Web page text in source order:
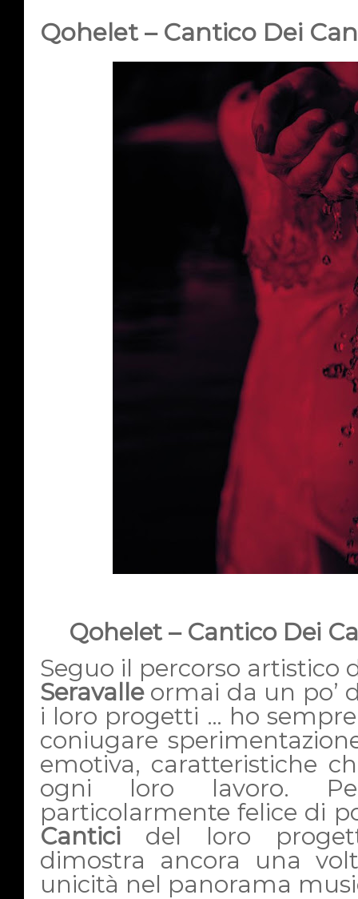
Qohelet – Cantico Dei
Qohelet – Cantico Dei
Seguo il percorso artistico
Seravalleormai da un po’
i loro progetti … ho
coniugare
emotiva, caratteristiche
ogni loro lavoro.
particolarmente felice di
Cantici del loro
dimostra ancora una
unicità nel panorama